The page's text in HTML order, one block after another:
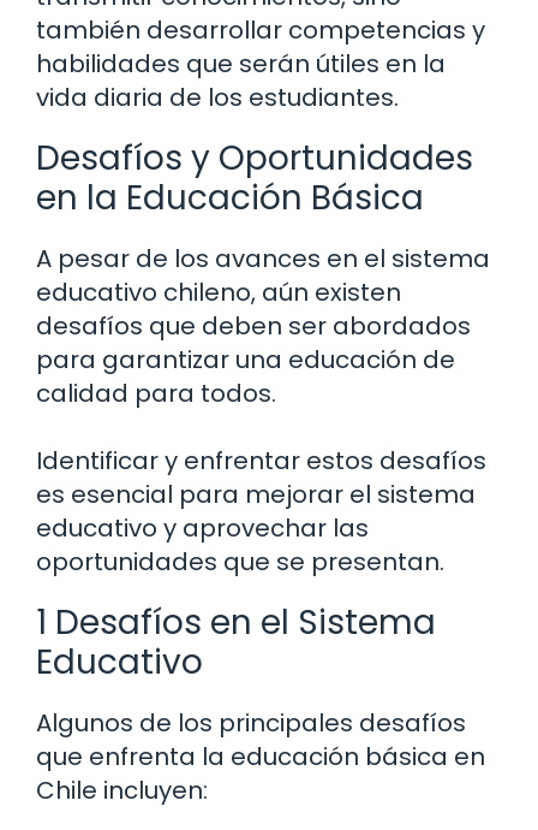
también desarrollar competencias y
habilidades que serán útiles en la
vida diaria de los estudiantes.
Desafíos y Oportunidades
en la Educación Básica
A pesar de los avances en el sistema
educativo chileno, aún existen
desafíos que deben ser abordados
para garantizar una educación de
calidad para todos.
Identificar y enfrentar estos desafíos
es esencial para mejorar el sistema
educativo y aprovechar las
oportunidades que se presentan.
1 Desafíos en el Sistema
Educativo
Algunos de los principales desafíos
que enfrenta la educación básica en
Chile incluyen: